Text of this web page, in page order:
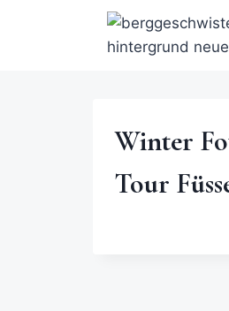
Winter
Tour